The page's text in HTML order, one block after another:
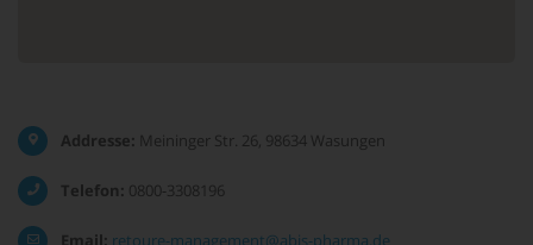
Addresse: Meininger Str. 26, 98634 Wasungen
Telefon: 0800-3308196
Email: retoure-management@abis-pharma.de